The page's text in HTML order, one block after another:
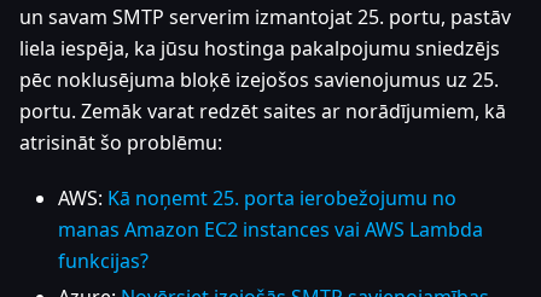
un savam SMTP serverim izmantojat 25. portu, pastāv
liela iespēja, ka jūsu hostinga pakalpojumu sniedzējs
pēc noklusējuma bloķē izejošos savienojumus uz 25.
portu. Zemāk varat redzēt saites ar norādījumiem, kā
atrisināt šo problēmu:
AWS: Kā noņemt 25. porta ierobežojumu no
manas Amazon EC2 instances vai AWS Lambda
funkcijas?